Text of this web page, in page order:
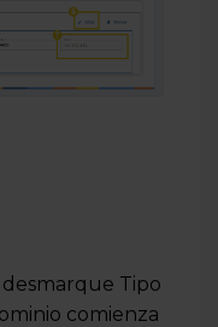
Tipo
comienza